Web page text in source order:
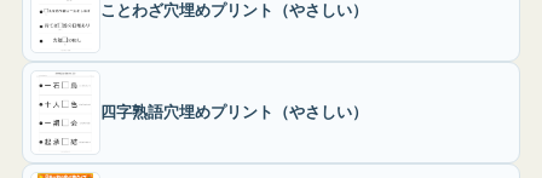
ことわざ穴埋めプリント（やさしい）
四字熟語穴埋めプリント（やさしい）